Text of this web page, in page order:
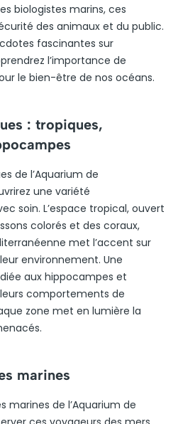
biologistes marins, ces
des animaux et du public.
fascinantes sur
l’importance de
le bien-être de nos océans.
: tropiques,
de l’Aquarium de
une variété
soin. L’espace tropical, ouvert
colorés et des coraux,
met l’accent sur
environnement. Une
aux hippocampes et
comportements de
zone met en lumière la
marines
marines de l’Aquarium de